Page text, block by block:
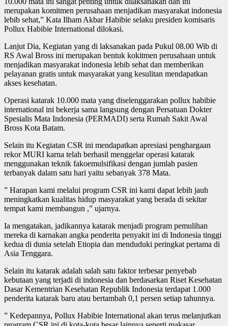
merupakan komitmen perusahaan menjadikan masyarakat indonesia
lebib sehat,” Kata Ilham Akbar Habibie selaku presiden komisaris
Pollux Habibie International dilokasi.
Lanjut Dia, Kegiatan yang di laksanakan pada Pukul 08.00 Wib di
RS Awal Bross ini merupakan bentuk kokitmen perusahaan untuk
menjadikan masyarakat indonesia lebib sehat dan memberikan
pelayanan gratis untuk masyarakat yang kesulitan mendapatkan
akses kesehatan.
Operasi katarak 10.000 mata yang diselenggarakan pollux habibie
international ini bekerja sama langsung dengan Persatuan Dokter
Spesialis Mata Indonesia (PERMADI) serta Rumah Sakit Awal
Bross Kota Batam.
Selain itu Kegiatan CSR ini mendapatkan apresiasi penghargaan
rekor MURI karna telah berhasil menggelar operasi katarak
menggunakan teknik fakoemulsifikasi dengan jumlah pasien
terbanyak dalam satu hari yaitu sebanyak 378 Mata.
” Harapan kami melalui program CSR ini kami dapat lebih jauh
meningkatkan kualitas hidup masyarakat yang berada di sekitar
tempat kami membangun ,” ujarnya.
Ia mengatakan, jadikannya katarak menjadi program pemulihan
mereka di karnakan angka penderita penyakit ini di Indonesia tinggi
kedua di dunia setelah Etiopia dan menduduki peringkat pertama di
Asia Tenggara.
Selain itu katarak adalah salah satu faktor terbesar penyebab
kebutaan yang terjadi di indonesia dan berdasarkan Riset Kesehatan
Dasar Kementrian Kesehatan Republik Indonesia terdapat 1.000
penderita katarak baru atau bertambah 0,1 persen setiap tahunnya.
” Kedepannya, Pollux Habibie International akan terus melanjutkan